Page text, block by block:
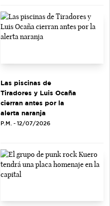
Las piscinas de
Tiradores y Luis Ocaña
cierran antes por la
alerta naranja
P.M. - 12/07/2026